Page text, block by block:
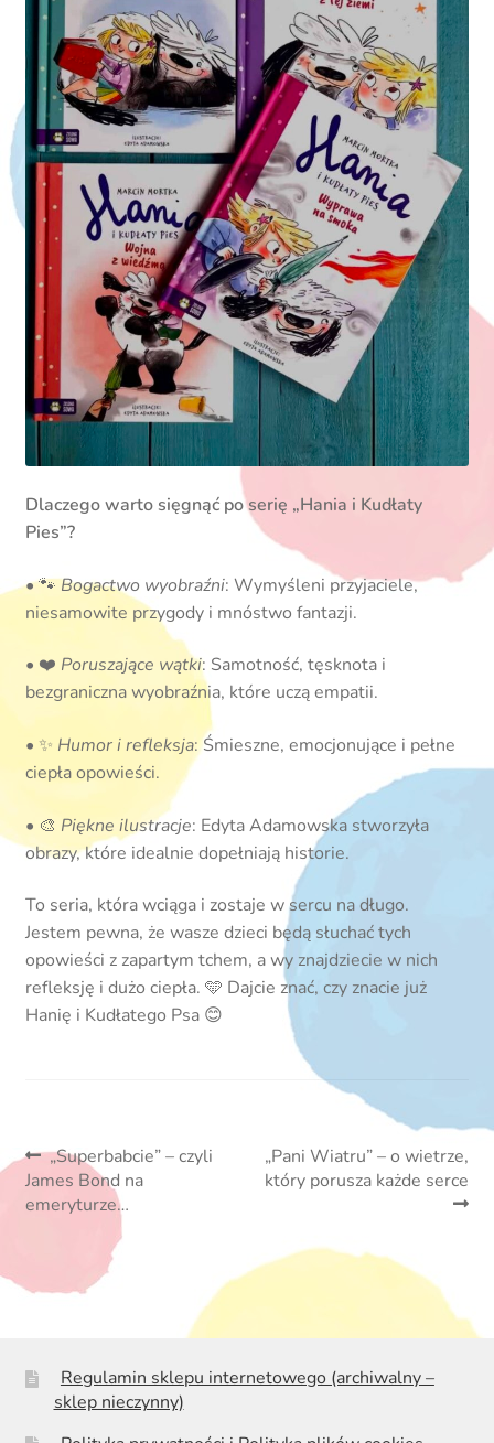
Dlaczego warto sięgnąć po serię „Hania i Kudłaty
Pies”?
• 🐾Bogactwo wyobraźni: Wymyśleni przyjaciele,
niesamowite przygody i mnóstwo fantazji.
• ❤️ Poruszające wątki: Samotność, tęsknota i
bezgraniczna wyobraźnia, które uczą empatii.
• ✨ Humor i refleksja: Śmieszne, emocjonujące i pełne
ciepła opowieści.
• 🎨 Piękne ilustracje: Edyta Adamowska stworzyła
obrazy, które idealnie dopełniają historie.
To seria, która wciąga i zostaje w sercu na długo.
Jestem pewna, że wasze dzieci będą słuchać tych
opowieści z zapartym tchem, a wy znajdziecie w nich
refleksję i dużo ciepła. 🩵 Dajcie znać, czy znacie już
Hanię i Kudłatego Psa 😊
Nawigacja
wpisu
Poprzedni
wpis:
„Superbabcie” – czyli
James Bond na
emeryturze…
Następny
wpis:
„Pani Wiatru” – o wietrze,
który porusza każde serce
Regulamin sklepu internetowego (archiwalny –
sklep nieczynny)